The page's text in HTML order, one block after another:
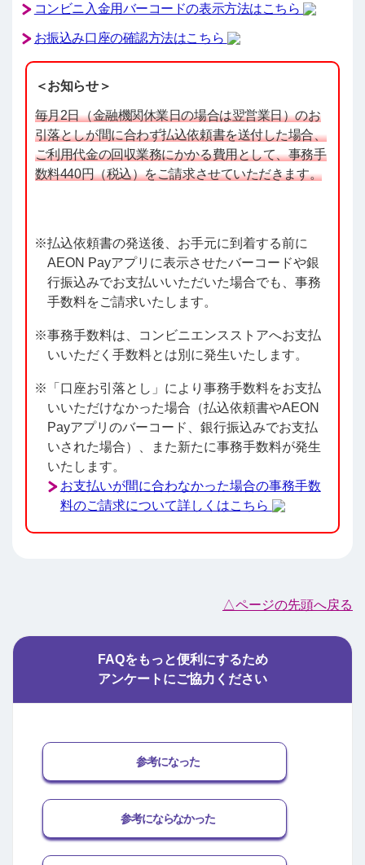
コンビニ入金用バーコードの表示方法はこちら
お振込み口座の確認方法はこちら
＜お知らせ＞
毎月2日（金融機関休業日の場合は翌営業日）のお
引落としが間に合わず払込依頼書を送付した場合、
ご利用代金の回収業務にかかる費用として、事務手
数料440円（税込）をご請求させていただきます。
払込依頼書の発送後、お手元に到着する前に
AEON Payアプリに表示させたバーコードや銀
行振込みでお支払いいただいた場合でも、事務
手数料をご請求いたします。
事務手数料は、コンビニエンスストアへお支払
いいただく手数料とは別に発生いたします。
「口座お引落とし」により事務手数料をお支払
いいただけなかった場合（払込依頼書やAEON
Payアプリのバーコード、銀行振込みでお支払
いされた場合）、また新たに事務手数料が発生
いたします。
お支払いが間に合わなかった場合の事務手数
料のご請求について詳しくはこちら
△ページの先頭へ戻る
FAQをもっと便利にするため
アンケートにご協力ください
参考になった
参考にならなかった